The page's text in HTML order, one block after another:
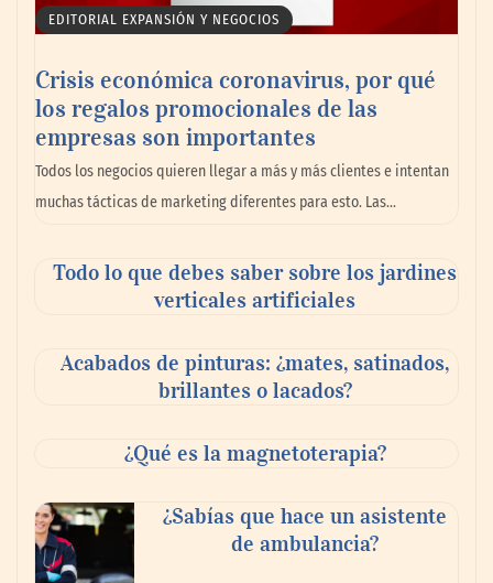
La omnicanalidad redefine la forma de
planear viajes en México
Tijuana Innovadora y Baja Health Cluster
buscan proyectar talento mexicano y
fortalecer el turismo médico
EDITORIAL EXPANSIÓN Y NEGOCIOS
Crisis económica coronavirus, por qué
los regalos promocionales de las
empresas son importantes
Todos los negocios quieren llegar a más y más clientes e intentan
muchas tácticas de marketing diferentes para esto. Las…
Todo lo que debes saber sobre los jardines
verticales artificiales
Acabados de pinturas: ¿mates, satinados,
brillantes o lacados?
¿Qué es la magnetoterapia?
¿Sabías que hace un asistente
de ambulancia?